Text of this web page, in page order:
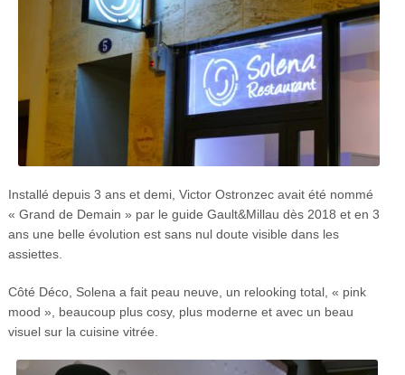
Installé depuis 3 ans et demi, Victor Ostronzec avait été nommé
« Grand de Demain » par le guide Gault&Millau dès 2018 et en 3
ans une belle évolution est sans nul doute visible dans les
assiettes.
Côté Déco, Solena a fait peau neuve, un relooking total, « pink
mood », beaucoup plus cosy, plus moderne et avec un beau
visuel sur la cuisine vitrée.